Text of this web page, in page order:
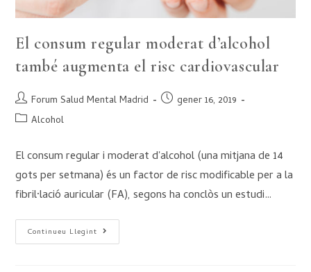
El consum regular moderat d’alcohol
també augmenta el risc cardiovascular
Forum Salud Mental Madrid
gener 16, 2019
Alcohol
El consum regular i moderat d'alcohol (una mitjana de 14
gots per setmana) és un factor de risc modificable per a la
fibril·lació auricular (FA), segons ha conclòs un estudi…
Continueu Llegint